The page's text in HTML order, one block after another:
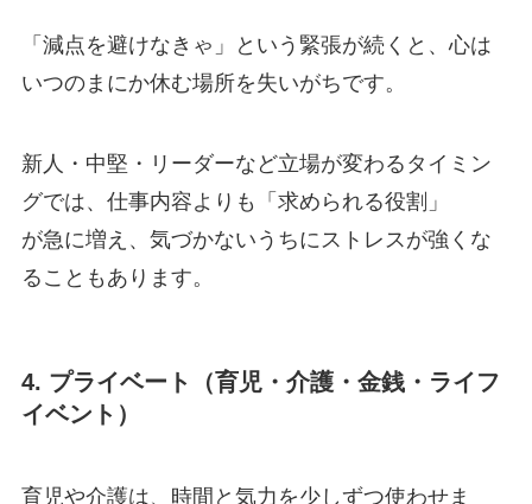
「減点を避けなきゃ」という緊張が続くと、心は
いつのまにか休む場所を失いがちです。
新人・中堅・リーダーなど立場が変わるタイミン
グでは、仕事内容よりも「求められる役割」
が急に増え、気づかないうちにストレスが強くな
ることもあります。
4. プライベート（育児・介護・金銭・ライフ
イベント）
育児や介護は、時間と気力を少しずつ使わせま